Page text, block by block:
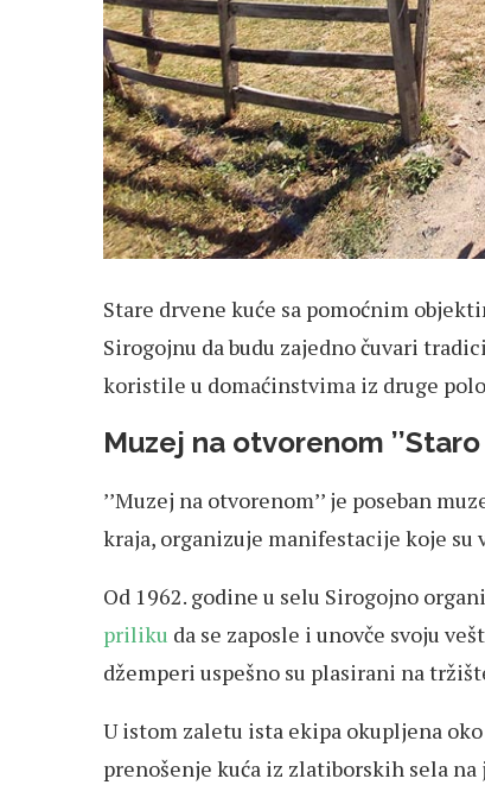
Stare drvene kuće sa pomoćnim
Sirogojnu da budu zajedno čuvari
koristile u domaćinstvima iz druge
Muzej na otvorenom
’’Muzej na otvorenom’’ je poseban
kraja, organizuje manifestacije koje
Od 1962. godine u selu Sirogojno
priliku da se zaposle i unovče svoju
džemperi uspešno su plasirani na
U istom zaletu ista ekipa okupljena oko
prenošenje kuća iz zlatiborskih sela